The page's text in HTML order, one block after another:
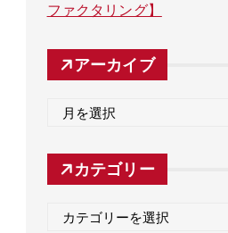
ファクタリング】
アーカイブ
カ
イ
カテゴリー